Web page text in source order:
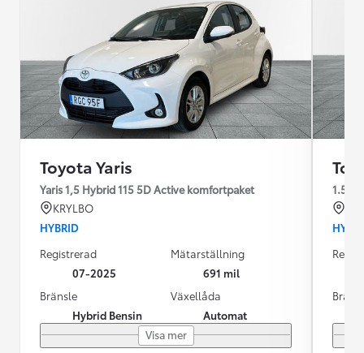
Toyota Yaris
Yaris 1,5 Hybrid 115 5D Active komfortpaket
KRYLBO
HYBRID
Registrerad
07-2025
Mätarställning
691 mil
Bränsle
Hybrid Bensin
Växellåda
Automat
Visa mer